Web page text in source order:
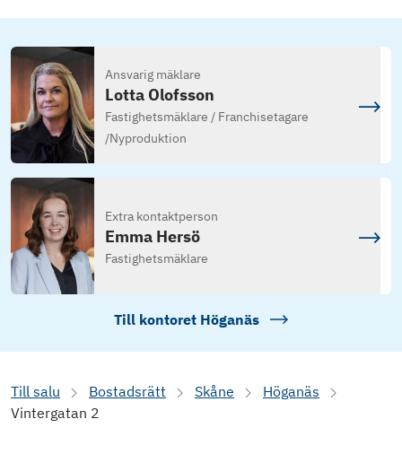
Ansvarig mäklare
Lotta Olofsson
Fastighetsmäklare / Franchisetagare
/Nyproduktion
Extra kontaktperson
Emma Hersö
Fastighetsmäklare
Till kontoret Höganäs
Till salu Bostadsrätt Skåne
Höganäs
Vintergatan 2